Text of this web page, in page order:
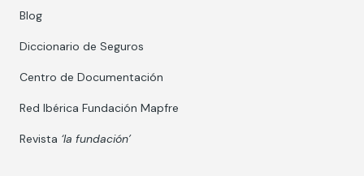
Blog
Diccionario de Seguros
Centro de Documentación
Red Ibérica Fundación Mapfre
Revista ‘la fundación’